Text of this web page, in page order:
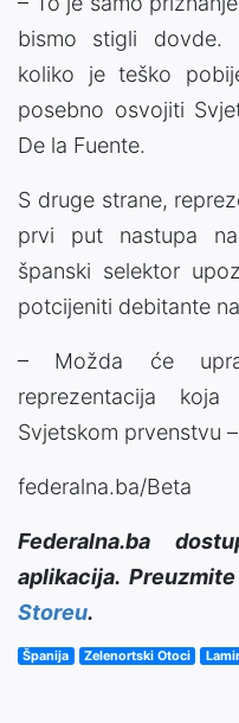
bismo stigli dovde.
koliko je teško
posebno osvojiti
De la Fuente.
S druge strane,
prvi put nastupa
španski selektor
potcijeniti debitante
– Možda će
reprezentacija
Svjetskom prvenstvu
federalna.ba/Beta
Federalna.ba
aplikacija.
Storeu.
Španija Zelenortski Otoci